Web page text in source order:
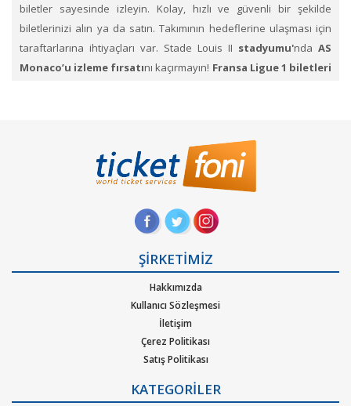
biletler sayesinde izleyin. Kolay, hızlı ve güvenli bir şekilde
biletlerinizi alın ya da satın. Takımının hedeflerine ulaşması için
taraftarlarına ihtiyaçları var. Stade Louis II stadyumu'nda AS
Monaco’u izleme fırsatını kaçırmayın! Fransa Ligue 1 biletleri
Ticketfoni’ye üye olunuz. Bilet seçiminizi yapınız. (Katılmak
istediğiniz etkinlik ya da etkinliklere ait siteye optimize edilmiş
Size sunulan güvenli ödeme adımına geçiniz. Artık biletiniz
Bilet alım ya da satım ile ilgili sorunuz mu var? Müşteri
danışmanlarımız size çok hızlı bir şekilde cevap verecektir.
ŞİRKETİMİZ
Hakkımızda
Kullanıcı Sözleşmesi
İletişim
Çerez Politikası
Satış Politikası
Kurumsal Ağırlama
KATEGORİLER